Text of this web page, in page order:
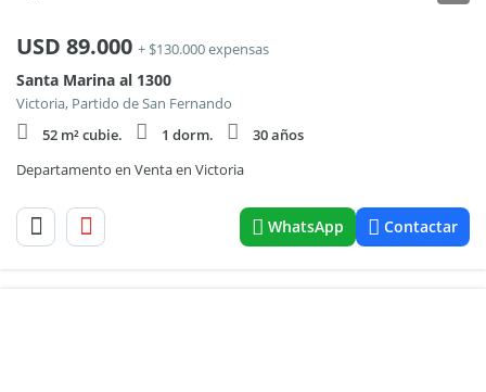
USD 89.000 + $130.000 expensas
Santa Marina al 1300
Victoria, Partido de San Fernando
52 m² cubie.
1 dorm.
30 años
Departamento en Venta en Victoria
WhatsApp Contactar